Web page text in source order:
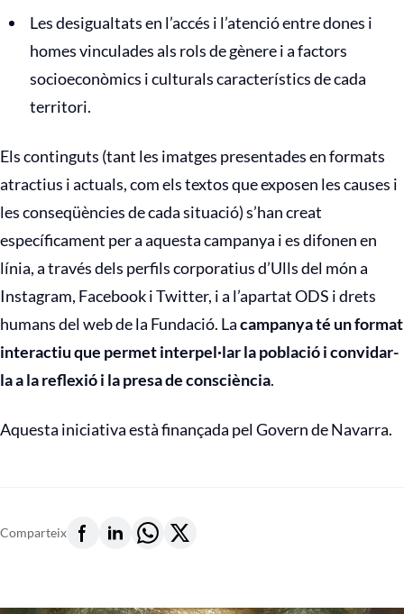
Les desigualtats en l’accés i l’atenció entre dones i
homes vinculades als rols de gènere i a factors
socioeconòmics i culturals característics de cada
territori.
Els continguts (tant les imatges presentades en formats
atractius i actuals, com els textos que exposen les causes i
les conseqüències de cada situació) s’han creat
específicament per a aquesta campanya i es difonen en
línia, a través dels perfils corporatius d’Ulls del món a
Instagram, Facebook i Twitter, i a l’apartat ODS i drets
humans del web de la Fundació. Lacampanya té un format
interactiu que permet interpel·lar la població i convidar-
la a la reflexió i la presa de consciència.
Aquesta iniciativa està finançada pel Govern de Navarra.
Comparteix